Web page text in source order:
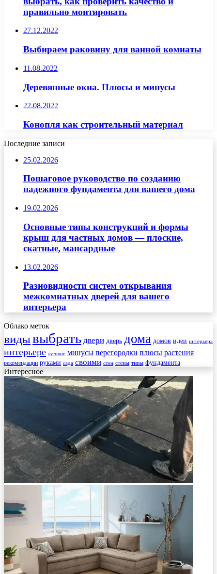
правильно монтировать
27.12.2022
Выбираем раковину для ванной комнаты
11.08.2022
Деревянные окна. Плюсы и минусы
22.08.2022
Конопля как строительный материал
Последние записи
25.02.2026
Пошаговое руководство по созданию
надежного фундамента для вашего дома
19.02.2026
Основные типы конструкций и формы
крыш для частных домов — плоские,
скатные, мансардные
13.02.2026
Разновидности систем открывания
межкомнатных дверей для вашего
интерьера
Облако меток
видывыбрать двери дверь дома домов идеи интерьера
интерьере лучшие минусы перегородки плюсы растения
рекомендации руками сада своими стен стены типы фундамента
Интересное